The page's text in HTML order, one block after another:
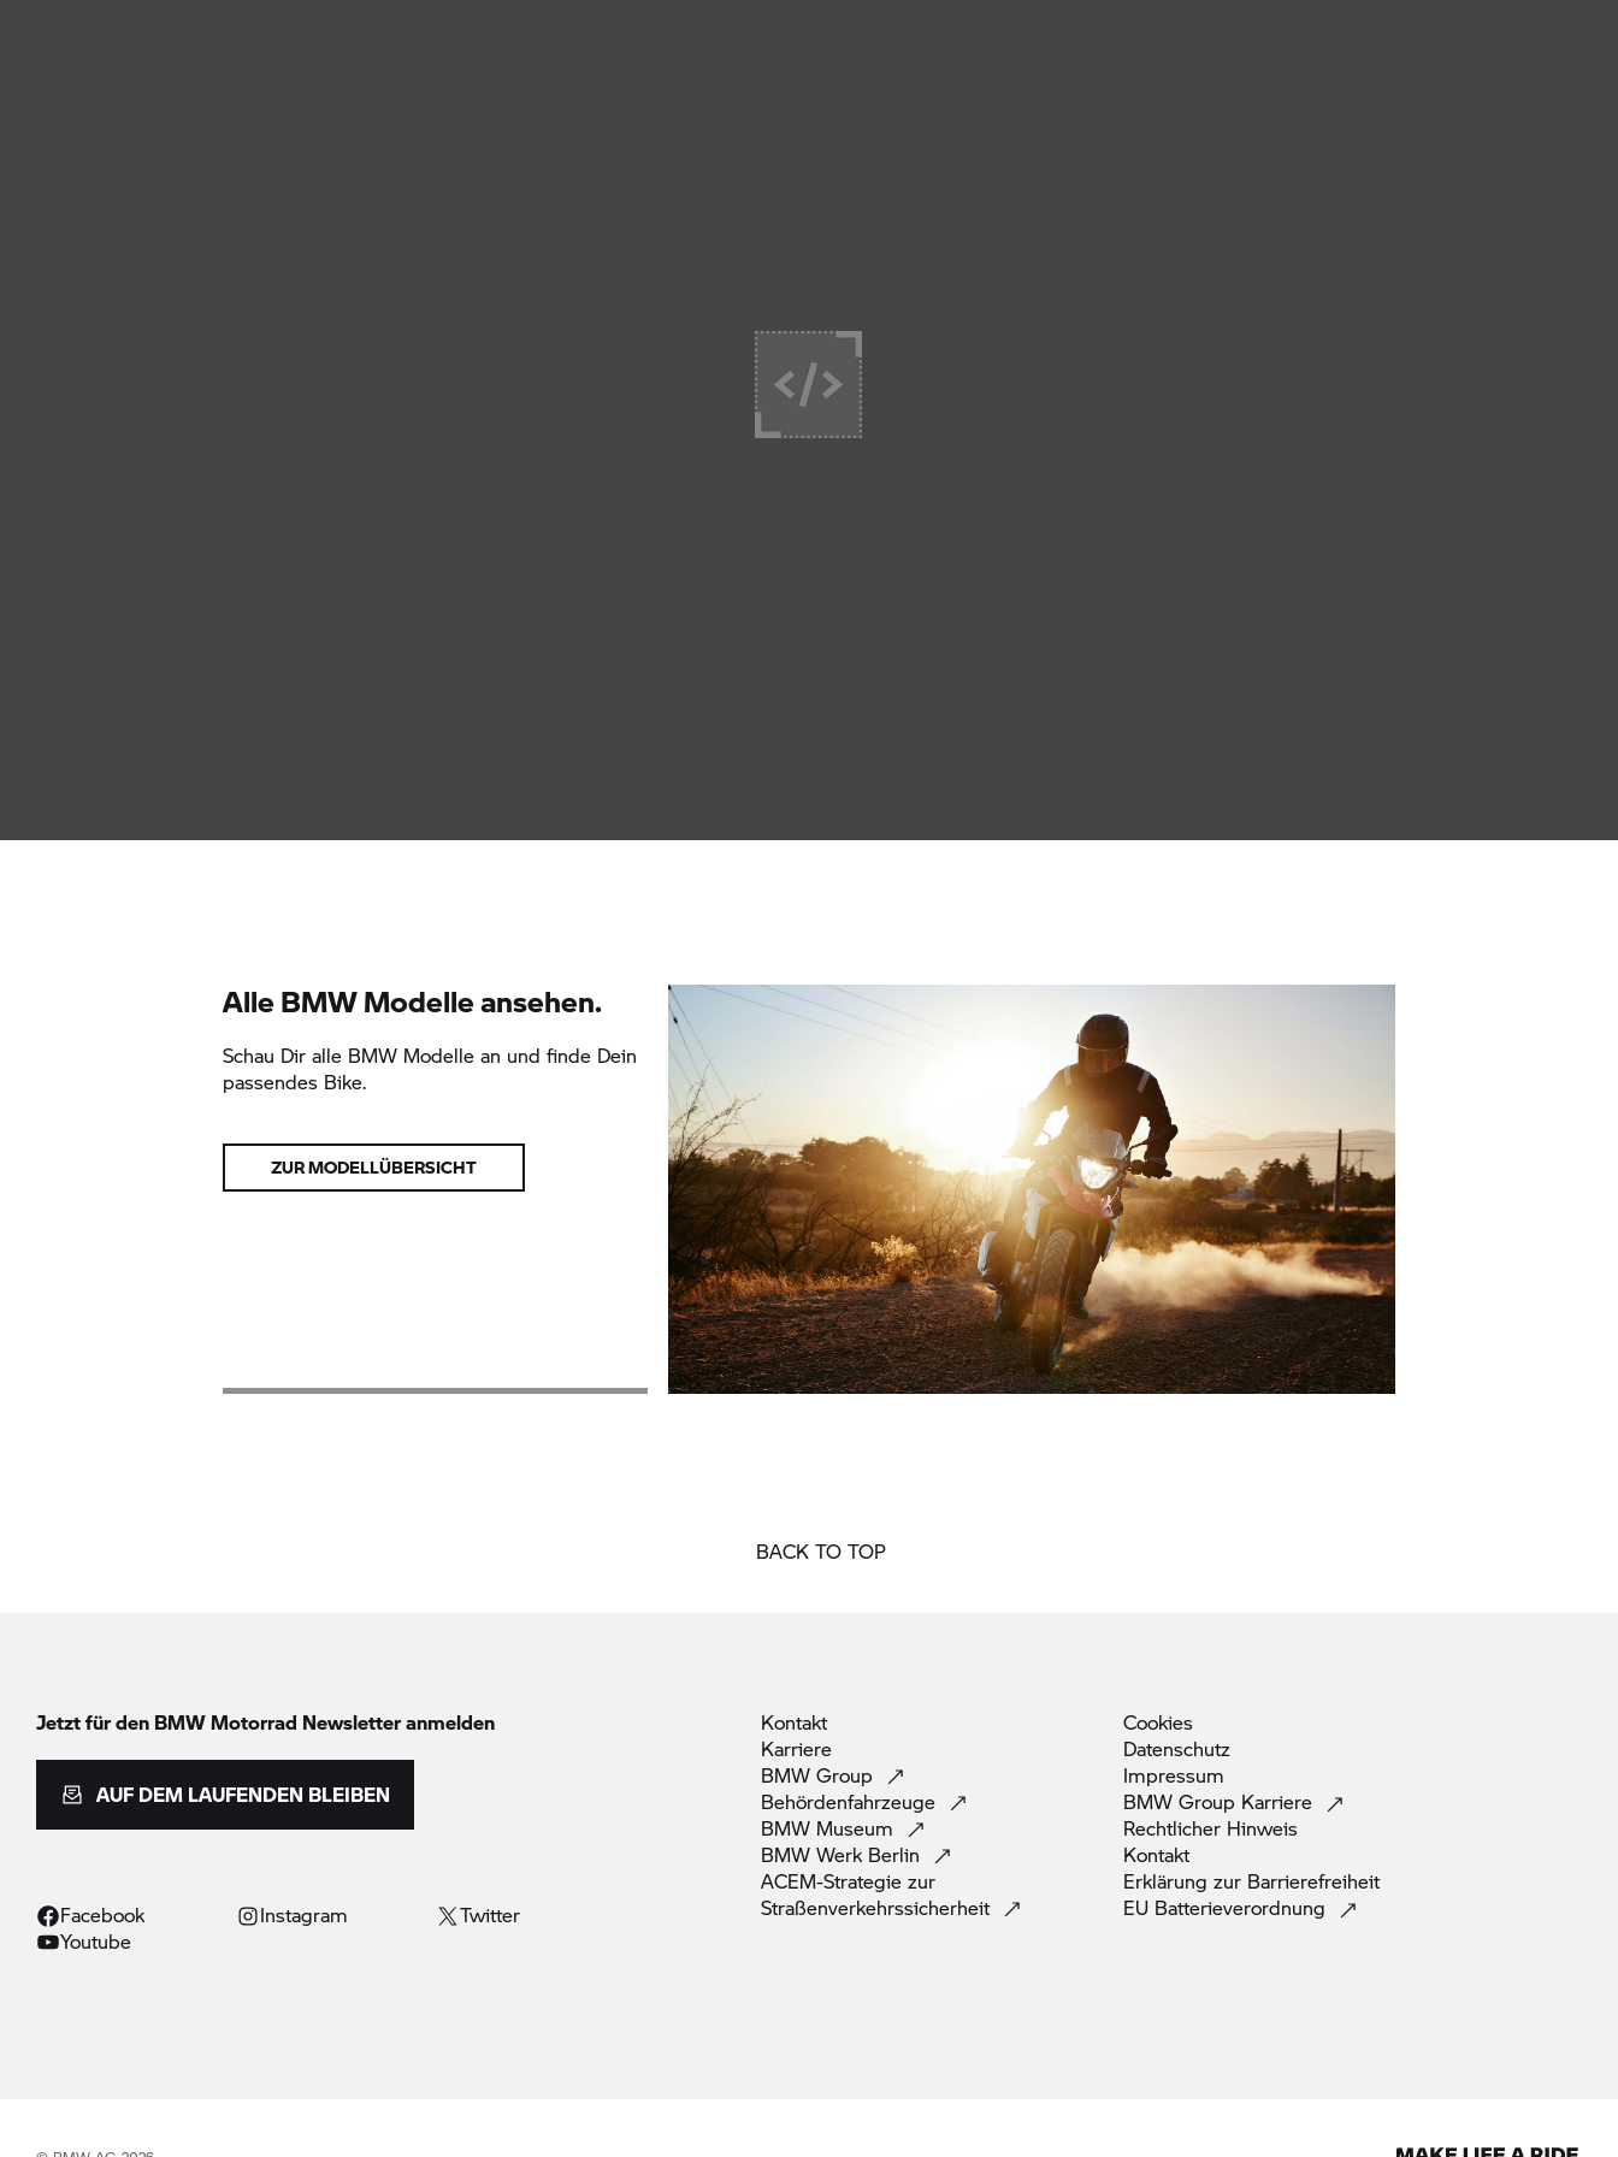
Alle BMW Modelle ansehen.
Schau Dir alle BMW Modelle an und finde Dein
passendes Bike.
ZUR MODELLÜBERSICHT
BACK TO TOP
Jetzt für den BMW Motorrad Newsletter anmelden
AUF DEM LAUFENDEN BLEIBEN
Facebook Instagram
Twitter
Youtube
Kontakt
Karriere
BMW Group
Behördenfahrzeuge
BMW Museum
BMW Werk Berlin
ACEM-Strategie zur
Straßenverkehrssicherheit
Cookies
Datenschutz
Impressum
BMW Group Karriere
Rechtlicher Hinweis
Kontakt
Erklärung zur Barrierefreiheit
EU Batterieverordnung